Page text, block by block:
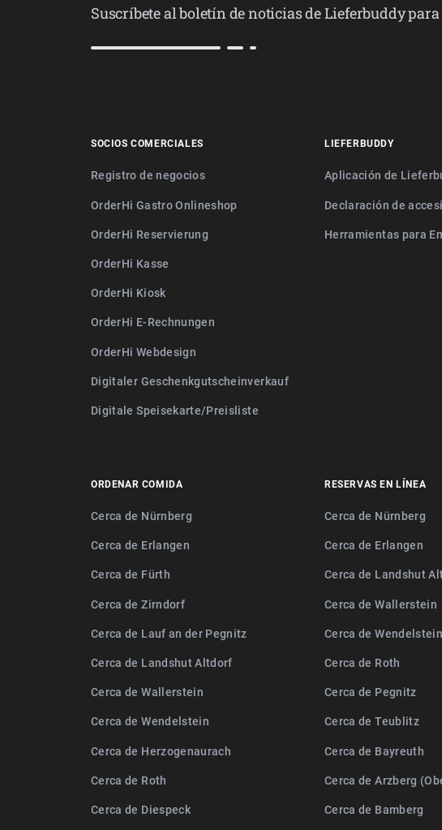
Suscríbete al boletín de noticias de Lieferbuddy
SOCIOS COMERCIALES
Registro de negocios
OrderHi Gastro Onlineshop
OrderHi Reservierung
OrderHi Kasse
OrderHi Kiosk
OrderHi E-Rechnungen
OrderHi Webdesign
Digitaler Geschenkgutscheinverkauf
Digitale Speisekarte/Preisliste
LIEFERBUDDY
Aplicación de
Declaración de
Herramientas para
ORDENAR COMIDA
Cerca de Nürnberg
Cerca de Erlangen
Cerca de Fürth
Cerca de Zirndorf
Cerca de Lauf an der Pegnitz
Cerca de Landshut Altdorf
Cerca de Wallerstein
Cerca de Wendelstein
Cerca de Herzogenaurach
Cerca de Roth
Cerca de Diespeck
RESERVAS EN LÍNEA
Cerca de Nürnberg
Cerca de Erlangen
Cerca de Landshut
Cerca de Wallerstein
Cerca de Wendelstein
Cerca de Roth
Cerca de Pegnitz
Cerca de Teublitz
Cerca de Bayreuth
Cerca de Arzberg
Cerca de Bamberg